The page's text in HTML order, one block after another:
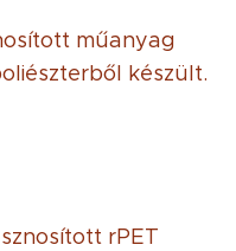
műanyag
készült.
rPET